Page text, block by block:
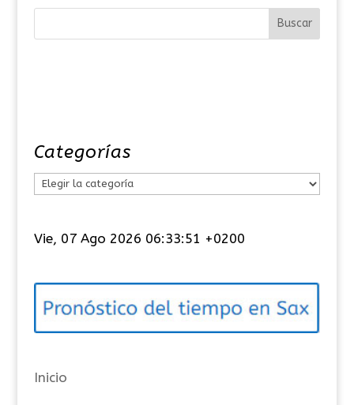
Categorías
e
o
í
s
Vie, 07 Ago 2026 06:33:51 +0200
Inicio